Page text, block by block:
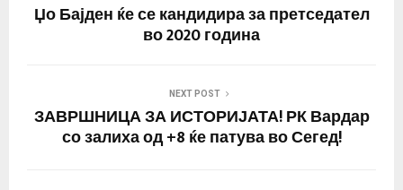
Џо Бајден ќе се кандидира за претседател
во 2020 година
NEXT POST
ЗАВРШНИЦА ЗА ИСТОРИЈАТА! РК Вардар
со залиха од +8 ќе патува во Сегед!